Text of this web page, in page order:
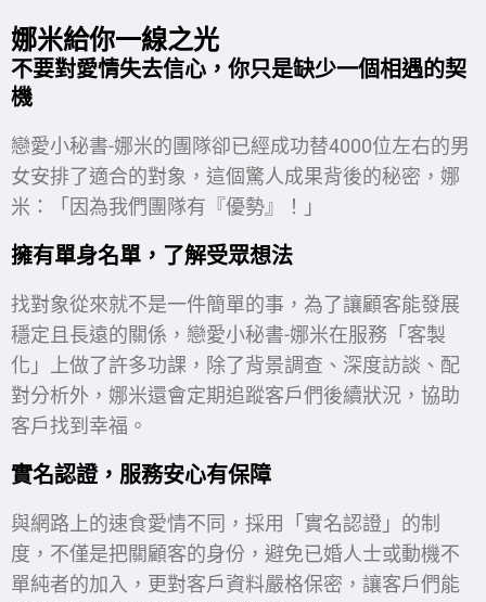
娜米給你一線之光
不要對愛情失去信心，你只是缺少一個相遇的契
機
戀愛小秘書-娜米的團隊卻已經成功替4000位左右的男
女安排了適合的對象，這個驚人成果背後的秘密，娜
米：「因為我們團隊有『優勢』！」
擁有單身名單，了解受眾想法
找對象從來就不是一件簡單的事，為了讓顧客能發展
穩定且長遠的關係，戀愛小秘書-娜米在服務「客製
化」上做了許多功課，除了背景調查、深度訪談、配
對分析外，娜米還會定期追蹤客戶們後續狀況，協助
客戶找到幸福。
實名認證，服務安心有保障
與網路上的速食愛情不同，採用「實名認證」的制
度，不僅是把關顧客的身份，避免已婚人士或動機不
單純者的加入，更對客戶資料嚴格保密，讓客戶們能